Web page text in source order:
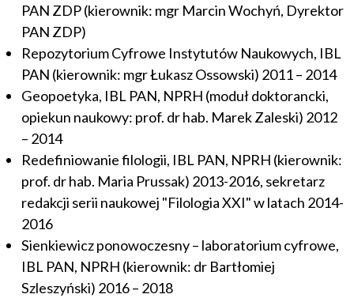
PAN ZDP (kierownik: mgr Marcin Wochyń, Dyrektor
PAN ZDP)
Repozytorium Cyfrowe Instytutów Naukowych, IBL
PAN (kierownik: mgr Łukasz Ossowski) 2011 – 2014
Geopoetyka, IBL PAN, NPRH (moduł doktorancki,
opiekun naukowy: prof. dr hab. Marek Zaleski) 2012
– 2014
Redefiniowanie filologii, IBL PAN, NPRH (kierownik:
prof. dr hab. Maria Prussak) 2013-2016, sekretarz
redakcji serii naukowej "Filologia XXI" w latach 2014-
2016
Sienkiewicz ponowoczesny – laboratorium cyfrowe,
IBL PAN, NPRH (kierownik: dr Bartłomiej
Szleszyński) 2016 – 2018